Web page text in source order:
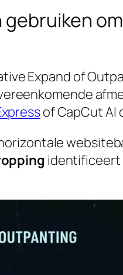
Expand of
of CapCut AI
identificeert